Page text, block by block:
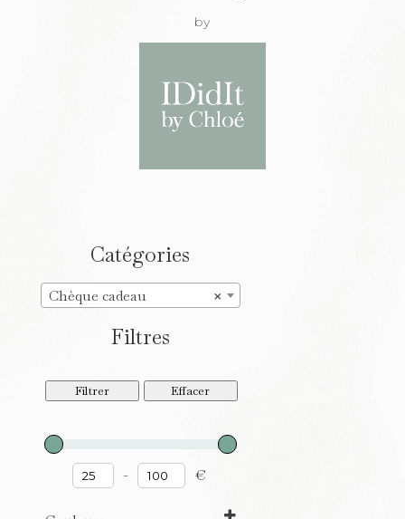
by
Catégories
×
Chèque cadeau
Filtres
Filtrer Effacer
- €